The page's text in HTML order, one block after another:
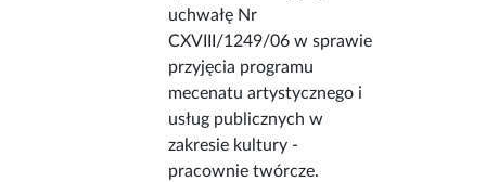
uchwałę Nr
CXVIII/1249/06 w sprawie
przyjęcia programu
mecenatu artystycznego i
usług publicznych w
zakresie kultury -
pracownie twórcze.